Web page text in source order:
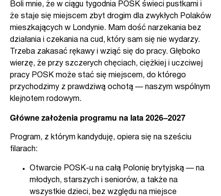
Boli mnie, że w ciągu tygodnia POSK świeci pustkami i
że staje się miejscem zbyt drogim dla zwykłych Polaków
mieszkających w Londynie. Mam dość narzekania bez
działania i czekania na cud, który sam się nie wydarzy.
Trzeba zakasać rękawy i wziąć się do pracy. Głęboko
wierzę, że przy szczerych chęciach, ciężkiej i uczciwej
pracy POSK może stać się miejscem, do którego
przychodzimy z prawdziwą ochotą — naszym wspólnym
klejnotem rodowym.
Główne założenia programu na lata 2026–2027
Program, z którym kandyduję, opiera się na sześciu
filarach:
Otwarcie POSK-u na całą Polonię brytyjską — na
młodych, starszych i seniorów, a także na
wszystkie dzieci, bez względu na miejsce